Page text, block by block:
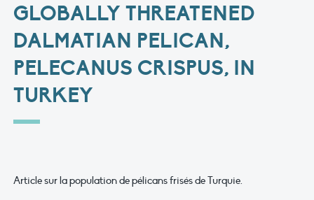
GLOBALLY THREATENED
DALMATIAN PELICAN,
PELECANUS CRISPUS, IN
TURKEY
Article sur la population de pélicans frisés de Turquie.